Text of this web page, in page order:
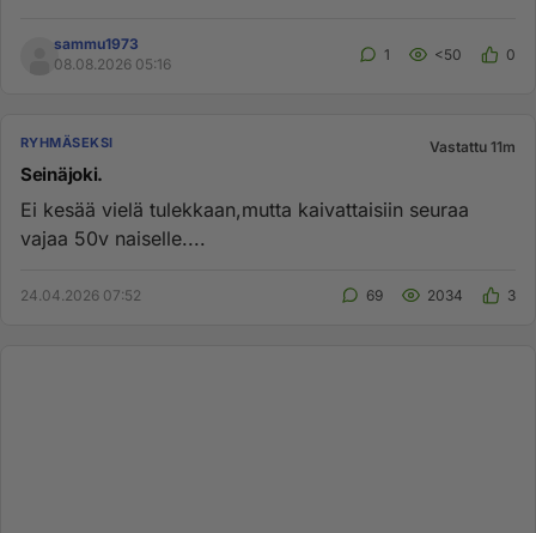
sammu1973
08.08.2026 05:16
1 <50 0
RYHMÄSEKSI Vastattu 11m
Seinäjoki.
Ei kesää vielä tulekkaan,mutta kaivattaisiin seuraa
vajaa 50v naiselle....
24.04.2026 07:52 69 2034 3